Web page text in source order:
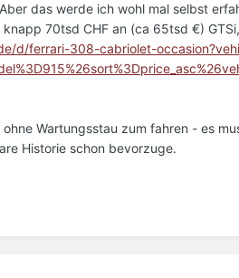
das werde ich wohl mal selbst
70tsd CHF an (ca 65tsd €)
d/ferrari-308-cabriolet-
Wartungsstau zum fahren - es
Historie schon bevorzuge.